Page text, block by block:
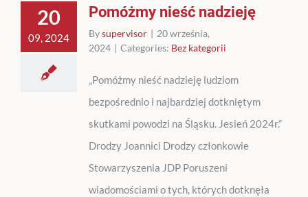
20
09, 2024
Pomóżmy nieść nadzieję
Bysupervisor | 20 września,
2024 | Categories: Bez kategorii
„Pomóżmy nieść nadzieję ludziom
bezpośrednio i najbardziej dotkniętym
skutkami powodzi na Śląsku. Jesień 2024r.”
Drodzy Joannici Drodzy członkowie
Stowarzyszenia JDP Poruszeni
wiadomościami o tych, których dotknęła